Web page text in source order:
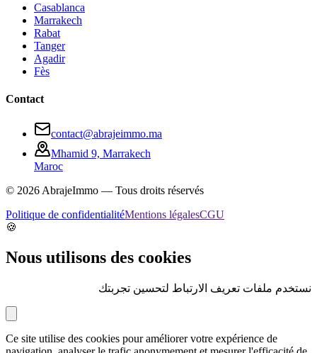
Casablanca
Marrakech
Rabat
Tanger
Agadir
Fès
Contact
contact@abrajeimmo.ma
Mhamid 9, Marrakech
Maroc
© 2026AbrajeImmo — Tous droits réservés
Politique de confidentialitéMentions légalesCGU
🍪
Nous utilisons des cookies
نستخدم ملفات تعريف الارتباط لتحسين تجربتك
Ce site utilise des cookies pour améliorer votre expérience de